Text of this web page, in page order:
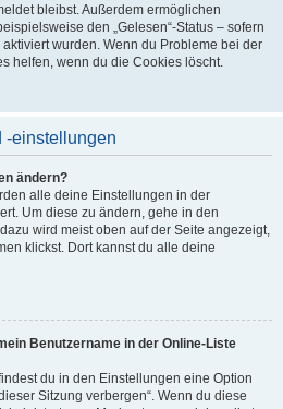
bleibst. Außerdem ermöglichen
den „Gelesen“-Status – sofern
wurden. Wenn du Probleme bei der
helfen, wenn du die Cookies löscht.
-einstellungen
ändern?
alle deine Einstellungen in der
Um diese zu ändern, gehe in den
wird meist oben auf der Seite angezeigt,
klickst. Dort kannst du alle deine
Benutzername in der Online-Liste
du in den Einstellungen eine Option
Sitzung verbergen“. Wenn du diese